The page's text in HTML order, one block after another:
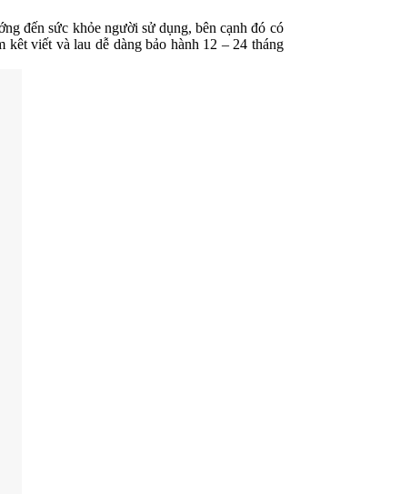
đến sức khỏe người sử dụng, bên cạnh đó có
viết và lau dễ dàng bảo hành 12 – 24 tháng